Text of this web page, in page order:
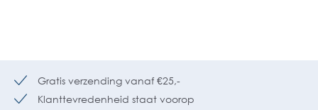
Gratis verzending vanaf €25,-
Klanttevredenheid staat voorop